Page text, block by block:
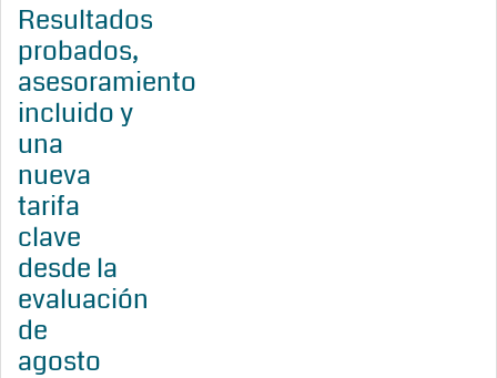
Resultados
probados,
asesoramiento
incluido y
una
nueva
tarifa
clave
desde la
evaluación
de
agosto